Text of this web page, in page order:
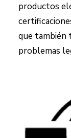
productos
que también
problemas